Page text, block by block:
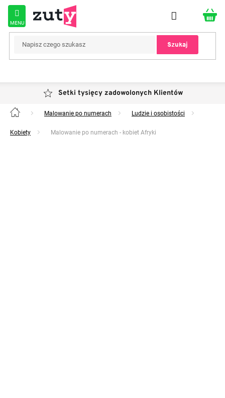
Przejść
treści
Szukaj
Setki tysięcy zadowolonych Klientów
Home Malowanie po numerach Ludzie i osobistości
Kobiety Malowanie po numerach - kobiet Afryki